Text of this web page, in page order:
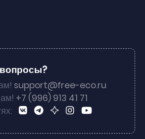
support@free-eco.ru
+7 (996) 913 41 71